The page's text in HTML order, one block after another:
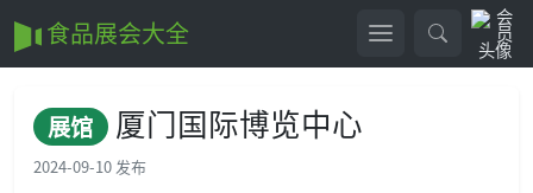
食品展会大全
展馆 厦门国际博览中心
2024-09-10 发布